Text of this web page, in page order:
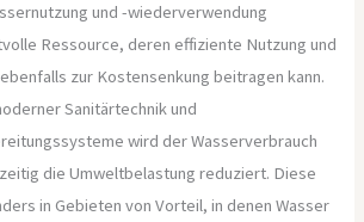
und -wiederverwendung
Ressource, deren effiziente Nutzung und
zur Kostensenkung beitragen kann.
Sanitärtechnik und
wird der Wasserverbrauch
die Umweltbelastung reduziert. Diese
in Gebieten von Vorteil, in denen Wasser